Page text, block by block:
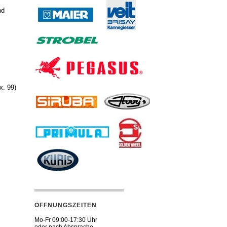
99)
ÖFFNUNGSZEITEN
Mo-Fr 09:00-17:30 Uhr